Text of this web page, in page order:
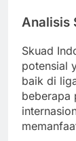
Analisis
Skuad
potensial
baik di
beberapa